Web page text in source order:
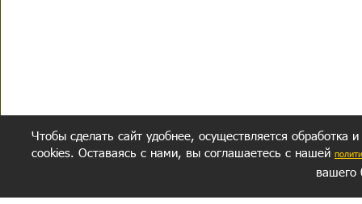
Чтобы сделать сайт удобнее, осуществляется обработка
cookies. Оставаясь с нами, вы соглашаетесь с нашей
вашего